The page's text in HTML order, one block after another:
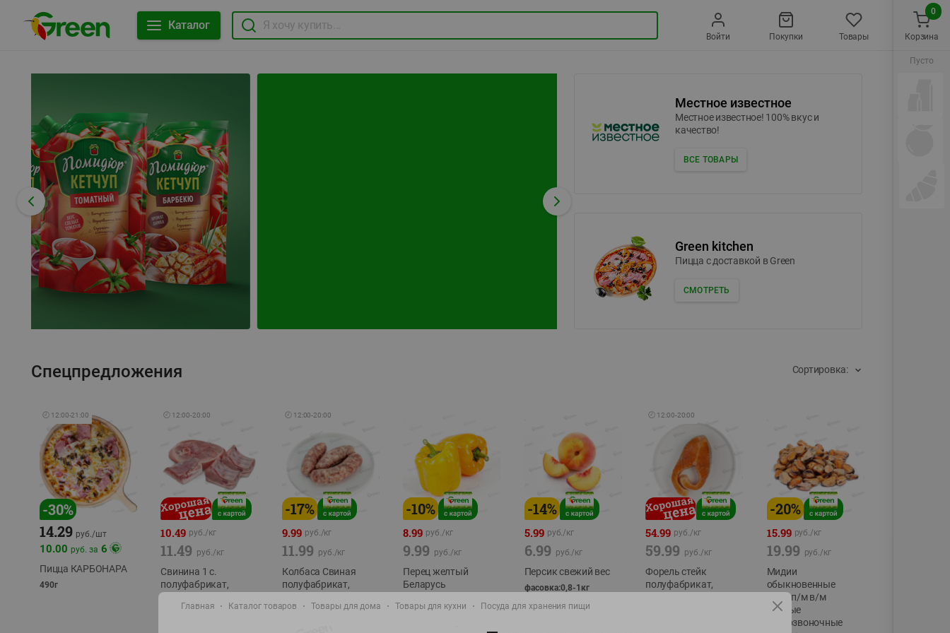
Каталог
Войти Покупки Товары
Местное известное
Местное известное! 100% вкус и
качество!
ВСЕ ТОВАРЫ
Green kitchen
Пицца c доставкой в Green
СМОТРЕТЬ
Спецпредложения Сортировка:
🕘 12:00-21:00
-30%
14.29 руб./шт
10.00 руб. за 6
Пицца КАРБОНАРА
490г
🕘 12:00-20:00
10.49 руб./кг
11.49 руб./кг
Свинина 1 с.
полуфабрикат,
🕘 12:00-20:00
-17%
9.99 руб./кг
11.99 руб./кг
Колбаса Свиная
полуфабрикат,
фасовка:0,5-0,7кг
-10%
8.99 руб./кг
9.99 руб./кг
Перец желтый
Беларусь
-14%
5.99 руб./кг
6.99 руб./кг
Персик свежий вес
фасовка:0,8-1кг
🕘 12:00-20:00
54.99 руб./кг
59.99 руб./кг
Форель стейк
полуфабрикат,
-20%
15.99 руб./кг
19.99 руб./кг
Мидии
обыкновенные
мясо п/м в/м
водные
беспозвоночные
Корзина
0
Пусто
Главная Каталог товаров Товары для дома Товары для кухни Посуда для хранения пищи